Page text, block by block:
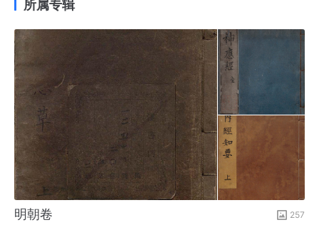
所属专辑
明朝卷 257